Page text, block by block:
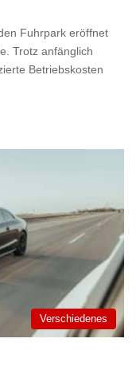
Fuhrpark eröffnet
Trotz anfänglich
Betriebskosten
Verschiedenes